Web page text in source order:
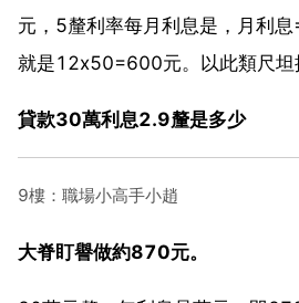
元，5釐利率每月利息是，月利
就是12x50=600元。以此類尺坦
貸款30萬利息2.9釐是多少
9樓：職場小高手小趙
大脊盯譽做約870元。